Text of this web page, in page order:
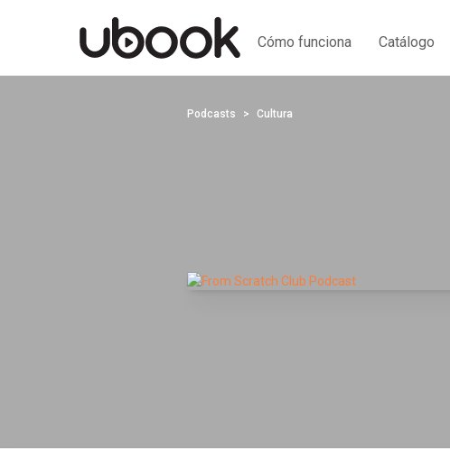
Cómo funciona Catálogo
Podcasts Cultura